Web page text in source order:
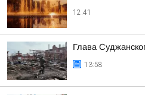
12:41
Глава
13:58